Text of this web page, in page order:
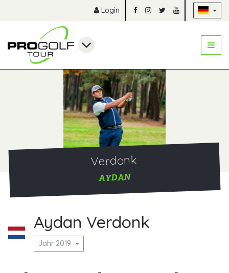
Login
Verdonk
AYDAN
Aydan Verdonk
Jahr 2019